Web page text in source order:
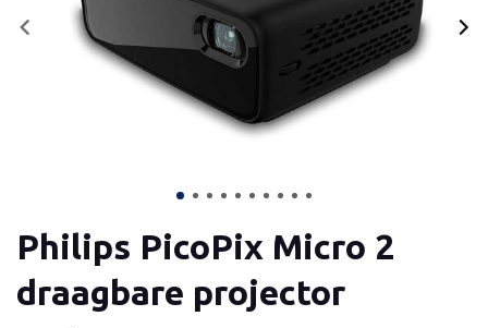
Philips PicoPix Micro 2
draagbare projector